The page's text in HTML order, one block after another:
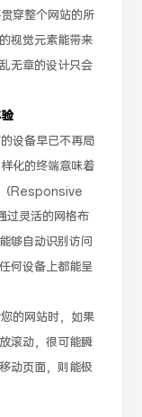
穿整个网站的所
视觉元素能带来
无章的设计只会
设备早已不再局
化的终端意味着
（Responsive
过灵活的网格布
够自动识别访问
何设备上都能呈
的网站时，如果
滚动，很可能瞬
动页面，则能极